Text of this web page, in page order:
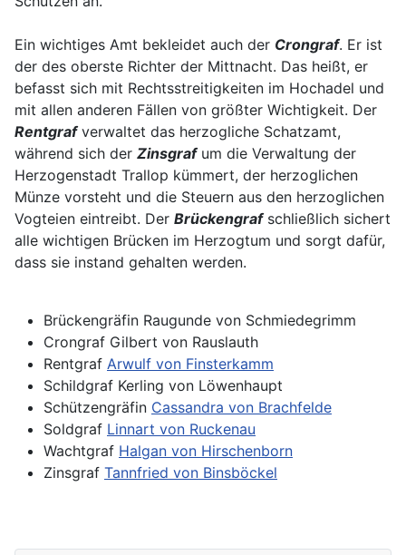
Ein wichtiges Amt bekleidet auch der Crongraf. Er ist
der des oberste Richter der Mittnacht. Das heißt, er
befasst sich mit Rechtsstreitigkeiten im Hochadel und
mit allen anderen Fällen von größter Wichtigkeit. Der
Rentgrafverwaltet das herzogliche Schatzamt,
während sich der Zinsgrafum die Verwaltung der
Herzogenstadt Trallop kümmert, der herzoglichen
Münze vorsteht und die Steuern aus den herzoglichen
Vogteien eintreibt. Der Brückengrafschließlich sichert
alle wichtigen Brücken im Herzogtum und sorgt dafür,
dass sie instand gehalten werden.
Brückengräfin Raugunde von Schmiedegrimm
Crongraf Gilbert von Rauslauth
Rentgraf Arwulf von Finsterkamm
Schildgraf Kerling von Löwenhaupt
Schützengräfin Cassandra von Brachfelde
Soldgraf Linnart von Ruckenau
Wachtgraf Halgan von Hirschenborn
Zinsgraf Tannfried von Binsböckel